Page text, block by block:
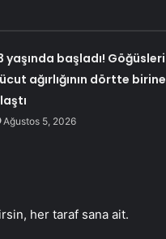
yaşında başladı! Göğüsleri
ağırlığının dörtte birine
Ağustos 5, 2026
her taraf sana ait.